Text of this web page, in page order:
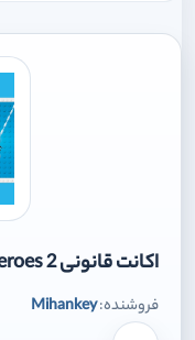
اکانت قانونی LEGO Marvel Super Heroes 2
فروشنده:Mihankey